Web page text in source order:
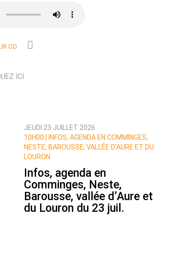
CD
ICI
JEUDI 23 JUILLET 2026
10H00 |
INFOS, AGENDA EN COMMINGES,
NESTE, BAROUSSE, VALLÉE D’AURE ET DU
LOURON
Infos, agenda en
Comminges, Neste,
Barousse, vallée d’Aure et
du Louron du 23 juil.